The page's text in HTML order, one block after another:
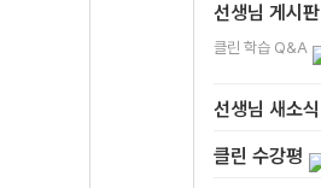
선생님 게시판
클린 학습 Q&A
선생님 새소식
클린 수강평